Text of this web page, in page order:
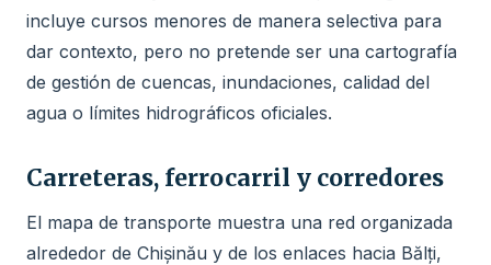
incluye cursos menores de manera selectiva para
dar contexto, pero no pretende ser una cartografía
de gestión de cuencas, inundaciones, calidad del
agua o límites hidrográficos oficiales.
Carreteras, ferrocarril y corredores
El mapa de transporte muestra una red organizada
alrededor de Chișinău y de los enlaces hacia Bălți,